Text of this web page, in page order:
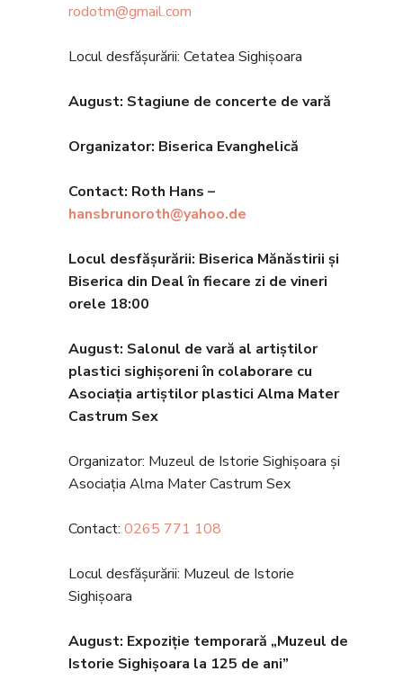
rodotm@gmail.com
Locul desfășurării: Cetatea Sighișoara
August: Stagiune de concerte de vară
Organizator: Biserica Evanghelică
Contact: Roth Hans –
hansbrunoroth@yahoo.de
Locul desfășurării: Biserica Mănăstirii și
Biserica din Deal în fiecare zi de vineri
orele 18:00
August: Salonul de vară al artiștilor
plastici sighișoreni în colaborare cu
Asociația artiștilor plastici Alma Mater
Castrum Sex
Organizator: Muzeul de Istorie Sighișoara și
Asociația Alma Mater Castrum Sex
Contact: 0265 771 108
Locul desfășurării: Muzeul de Istorie
Sighișoara
August: Expoziție temporară „Muzeul de
Istorie Sighișoara la 125 de ani”